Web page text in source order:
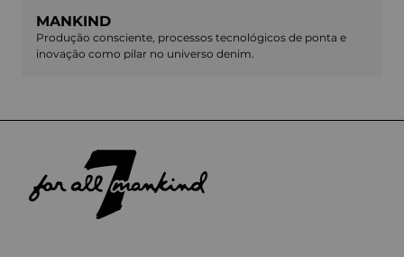
MANKIND
Produção consciente, processos tecnológicos de ponta e
inovação como pilar no universo denim.